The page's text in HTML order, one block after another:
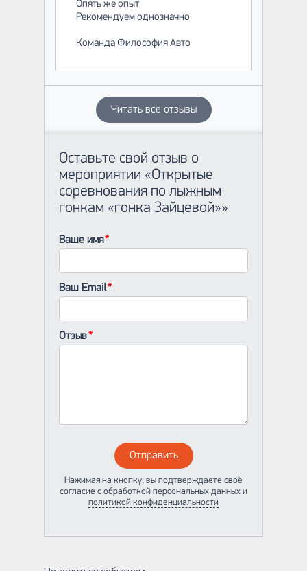
Опять же опыт
Рекомендуем однозначно
Команда Философия Авто
Читать все отзывы
Оставьте свой отзыв о
мероприятии «Открытые
соревнования по лыжным
гонкам «гонка Зайцевой»»
Ваше имя
Ваш Email
Отзыв
Отправить
Нажимая на кнопку, вы подтверждаете своё
согласие с обработкой персональных данных и
политикой конфиденциальности